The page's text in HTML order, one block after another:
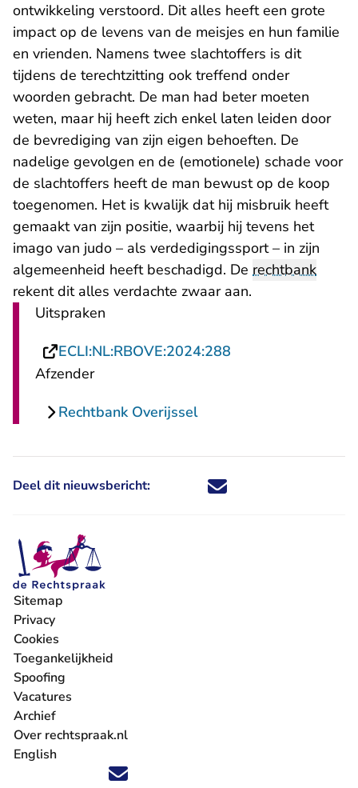
ontwikkeling verstoord. Dit alles heeft een grote
impact op de levens van de meisjes en hun familie
en vrienden. Namens twee slachtoffers is dit
tijdens de terechtzitting ook treffend onder
woorden gebracht. De man had beter moeten
weten, maar hij heeft zich enkel laten leiden door
de bevrediging van zijn eigen behoeften. De
nadelige gevolgen en de (emotionele) schade voor
de slachtoffers heeft de man bewust op de koop
toegenomen. Het is kwalijk dat hij misbruik heeft
gemaakt van zijn positie, waarbij hij tevens het
imago van judo – als verdedigingssport – in zijn
algemeenheid heeft beschadigd. De rechtbank
rekent dit alles verdachte zwaar aan.
Uitspraken
ECLI:NL:RBOVE:2024:288
Afzender
Rechtbank Overijssel
Deel dit nieuwsbericht: Deel dit nieuwsbericht via X -
Deel dit nieuwsbericht via
Deel dit nieuwsbericht
Deel dit
Volg ons op X (Twitter) - U verlaat Rechtspraak.nl
Volg ons op Facebook - U verlaat Rechtspraak.nl
Volg ons op Instagram - U verlaat Rechtspraak.nl
Volg ons op Youtube - U verlaat Rechtspraak.nl
Volg ons op LinkedIn - U verlaat
'Blijf op de hoogte' nieuwsbrief - U verlaat
Sitemap
Privacy
Cookies
Toegankelijkheid
Spoofing
Vacatures
- U verlaat Rechtspraak.nl
Archief
Over rechtspraak.nl
English